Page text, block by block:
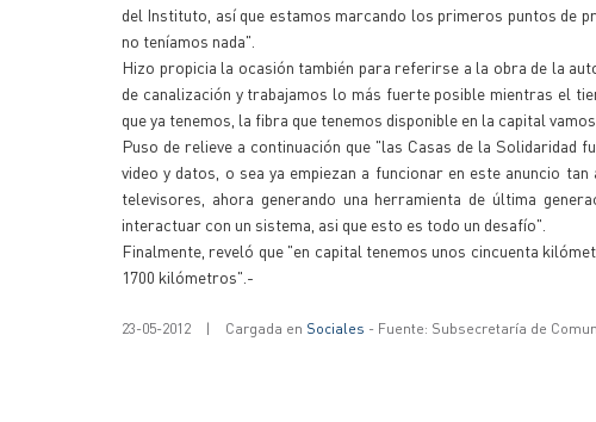
del Instituto, así que estamos marcando los primeros puntos de
no teníamos nada".
Hizo propicia la ocasión también para referirse a la obra de la
de canalización y trabajamos lo más fuerte posible mientras el
que ya tenemos, la fibra que tenemos disponible en la capital
Puso de relieve a continuación que "las Casas de la Solidaridad
video y datos, o sea ya empiezan a funcionar en este anuncio
televisores, ahora generando una herramienta de última
interactuar con un sistema, asi que esto es todo un desafío".
Finalmente, reveló que "en capital tenemos unos cincuenta
1700 kilómetros".-
23-05-2012 | Cargada en Sociales - Fuente: Subsecretaría de